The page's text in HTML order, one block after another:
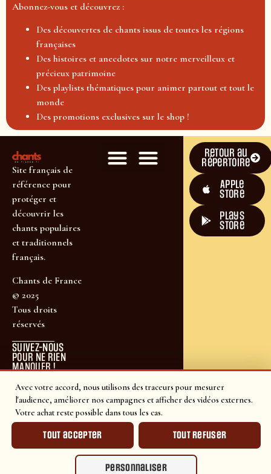
Avec votre accord, nous utilisons des traceurs pour mesurer
l'audience, améliorer nos campagnes et afficher des vidéos externes.
Votre achat reste possible dans tous les cas.
Tout accepter Tout refuser
Personnaliser
Abonnez-vous et découvrez :
Des découvertes de chants issus de toutes les régions
françaises
Des histoires et anecdotes sur notre merveilleux et
précieux patrimoine
Des playlists thématiques pour animer partout et tout le
monde
Des promotions exclusives sur le shop !
Site français de
référence pour
protéger et
découvrir les
chants populaires
et traditionnels
français.
Chants de France
© 2025
Tous droits
réservés
SUIVEZ-NOUS
POUR NE RIEN
MANQUER !
Retour au
répertoire
Apple
Store
plays
store